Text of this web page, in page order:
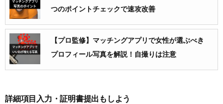
つのポイントチェックで速攻改善
【プロ監修】マッチングアプリで女性が選ぶべき
プロフィール写真を解説！自撮りは注意
詳細項目入力・証明書提出もしよう